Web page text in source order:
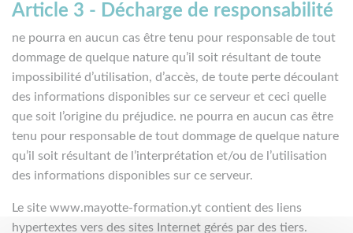
Article 3 - Décharge de responsabilité
ne pourra en aucun cas être tenu pour responsable de tout
dommage de quelque nature qu’il soit résultant de toute
impossibilité d’utilisation, d’accès, de toute perte découlant
des informations disponibles sur ce serveur et ceci quelle
que soit l’origine du préjudice. ne pourra en aucun cas être
tenu pour responsable de tout dommage de quelque nature
qu’il soit résultant de l’interprétation et/ou de l’utilisation
des informations disponibles sur ce serveur.
Le site www.mayotte-formation.yt contient des liens
hypertextes vers des sites Internet gérés par des tiers.